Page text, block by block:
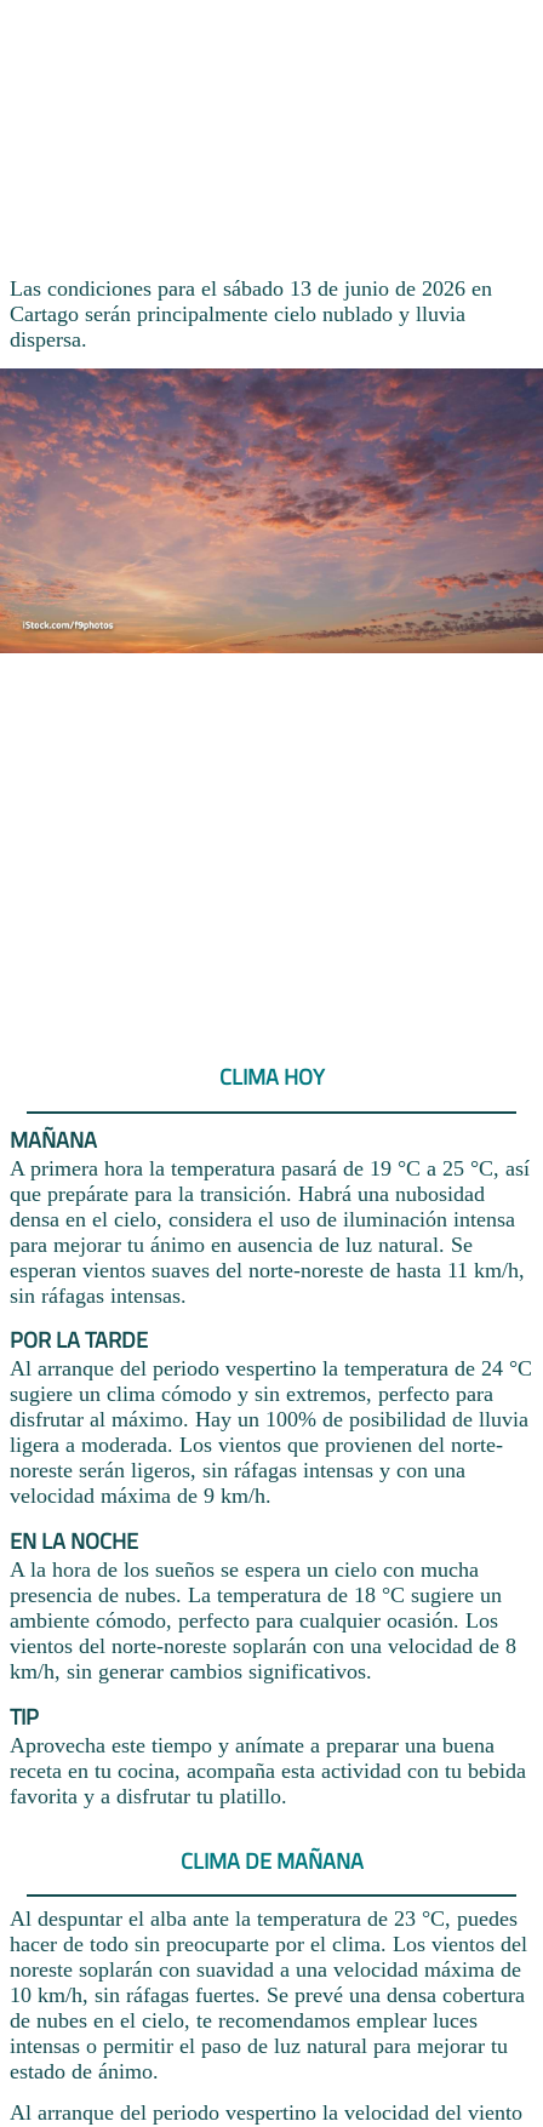
Las condiciones para el sábado 13 de junio de 2026 en
Cartago serán principalmente cielo nublado y lluvia
dispersa.
CLIMA HOY
MAÑANA
A primera hora la temperatura pasará de 19 °C a 25 °C, así
que prepárate para la transición. Habrá una nubosidad
densa en el cielo, considera el uso de iluminación intensa
para mejorar tu ánimo en ausencia de luz natural. Se
esperan vientos suaves del norte-noreste de hasta 11 km/h,
sin ráfagas intensas.
POR LA TARDE
Al arranque del periodo vespertino la temperatura de 24 °C
sugiere un clima cómodo y sin extremos, perfecto para
disfrutar al máximo. Hay un 100% de posibilidad de lluvia
ligera a moderada. Los vientos que provienen del norte-
noreste serán ligeros, sin ráfagas intensas y con una
velocidad máxima de 9 km/h.
EN LA NOCHE
A la hora de los sueños se espera un cielo con mucha
presencia de nubes. La temperatura de 18 °C sugiere un
ambiente cómodo, perfecto para cualquier ocasión. Los
vientos del norte-noreste soplarán con una velocidad de 8
km/h, sin generar cambios significativos.
TIP
Aprovecha este tiempo y anímate a preparar una buena
receta en tu cocina, acompaña esta actividad con tu bebida
favorita y a disfrutar tu platillo.
CLIMA DE MAÑANA
Al despuntar el alba ante la temperatura de 23 °C, puedes
hacer de todo sin preocuparte por el clima. Los vientos del
noreste soplarán con suavidad a una velocidad máxima de
10 km/h, sin ráfagas fuertes. Se prevé una densa cobertura
de nubes en el cielo, te recomendamos emplear luces
intensas o permitir el paso de luz natural para mejorar tu
estado de ánimo.
Al arranque del periodo vespertino la velocidad del viento